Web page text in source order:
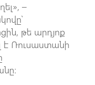
–
թե արդյոք
Ռուսաստանի